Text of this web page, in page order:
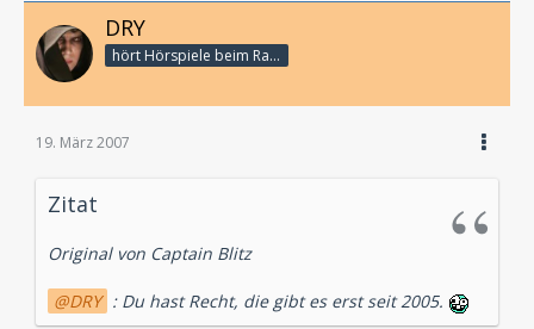
DRY
hört Hörspiele beim Rasenmähen
19. März 2007
Zitat
Original von Captain Blitz
DRY : Du hast Recht, die gibt es erst seit 2005.